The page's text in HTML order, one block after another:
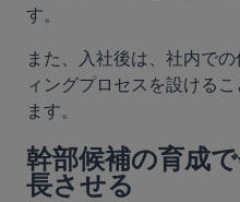
す。
また、入社後は、社内で
ィングプロセスを設ける
ます。
幹部候補の育成
長させる